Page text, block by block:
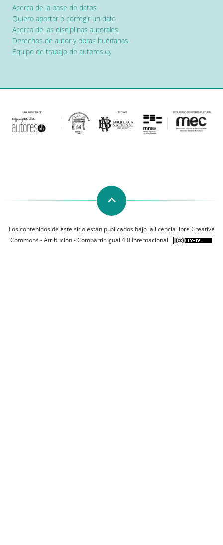
Acerca de la base de datos
Quiero aportar o corregir un dato
Acerca de las disciplinas autorales
Derechos de autor y obras huérfanas
Equipo de trabajo de autores.uy
Los contenidos de este sitio están publicados bajo la licencia libre Creative
Commons - Atribución - Compartir Igual 4.0 Internacional